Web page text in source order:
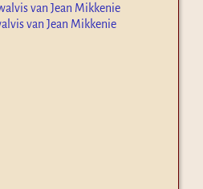
van Jean Mikkenie
van Jean Mikkenie